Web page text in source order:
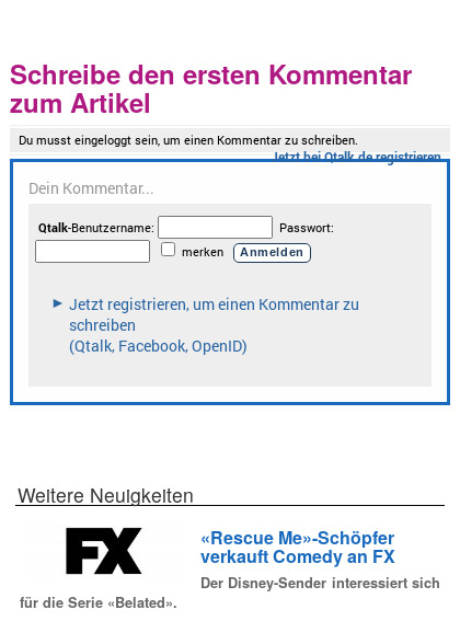
Schreibe den ersten Kommentar
zum Artikel
Weitere Neuigkeiten
«Rescue Me»-Schöpfer
verkauft Comedy an FX
Der Disney-Sender interessiert sich
für die Serie «Belated».